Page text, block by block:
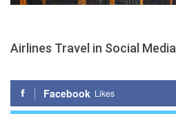
Airlines Travel in Social Media
Facebook Likes